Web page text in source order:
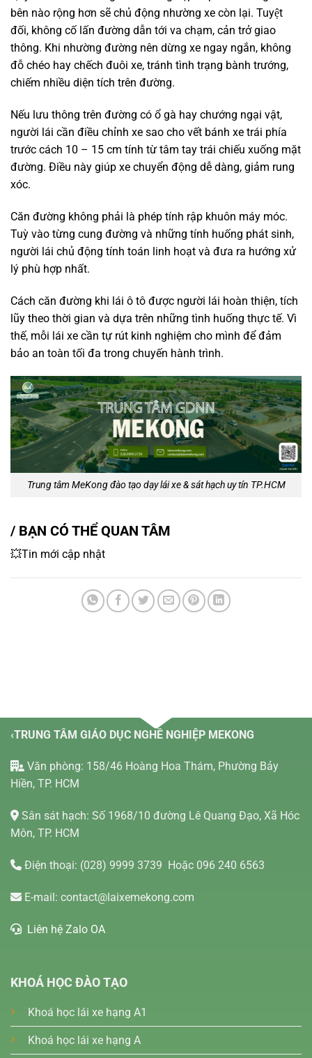
bên nào rộng hơn sẽ chủ động nhường xe còn lại. Tuyệt
đối, không cố lấn đường dẫn tới va chạm, cản trở giao
thông. Khi nhường đường nên dừng xe ngay ngắn, không
đỗ chéo hay chếch đuôi xe, tránh tình trạng bành trướng,
chiếm nhiều diện tích trên đường.
Nếu lưu thông trên đường có ổ gà hay chướng ngại vật,
người lái cần điều chỉnh xe sao cho vết bánh xe trái phía
trước cách 10 – 15 cm tính từ tâm tay trái chiếu xuống mặt
đường. Điều này giúp xe chuyển động dễ dàng, giảm rung
xóc.
Căn đường không phải là phép tính rập khuôn máy móc.
Tuỳ vào từng cung đường và những tính huống phát sinh,
người lái chủ động tính toán linh hoạt và đưa ra hướng xử
lý phù hợp nhất.
Cách căn đường khi lái ô tô được người lái hoàn thiện, tích
lũy theo thời gian và dựa trên những tình huống thực tế. Vì
thế, mỗi lái xe cần tự rút kinh nghiệm cho mình để đảm
bảo an toàn tối đa trong chuyến hành trình.
Trung tâm MeKong đào tạo dạy lái xe & sát hạch uy tín TP.HCM
/ BẠN CÓ THỂ QUAN TÂM
💥Tin mới cập nhật
‹TRUNG TÂM GIÁO DỤC NGHỀ NGHIỆP MEKONG
Văn phòng: 158/46 Hoàng Hoa Thám, Phường Bảy
Hiền, TP. HCM
Sân sát hạch: Số 1968/10 đường Lê Quang Đạo, Xã Hóc
Môn, TP. HCM
Điện thoại: (028) 9999 3739 Hoặc 096 240 6563
E-mail: contact@laixemekong.com
Liên hệ Zalo OA
KHOÁ HỌC ĐÀO TẠO
Khoá học lái xe hạng A1
Khoá học lái xe hạng A